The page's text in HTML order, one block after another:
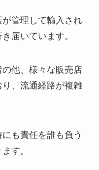
なぜ？
管理して輸入され
届いています。
他、様々な販売店
、流通経路が複雑
も責任を誰も負う
す。